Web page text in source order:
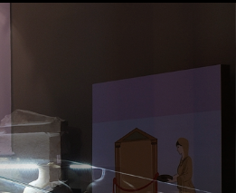
Χώρος Ελέας
Χώρος Ντόλιανης